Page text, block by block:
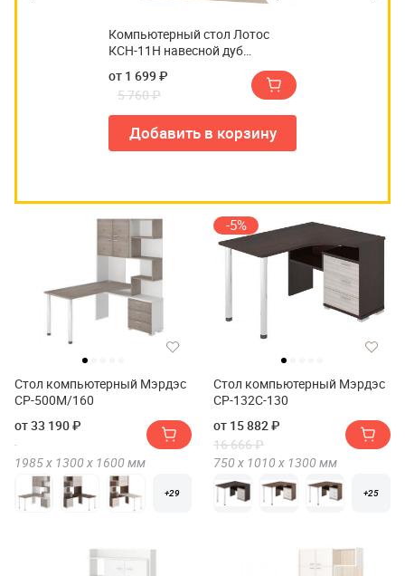
Компьютерный стол Лотос
КСН-11Н навесной дуб
от 1 699 ₽
5 760 ₽
Добавить в корзину
Стол компьютерный Мэрдэс
СР-500М/160
от 33 190 ₽
1985 х 1300 х 1600 мм
+29
-5%
Стол компьютерный Мэрдэс
СР-132С-130
от 15 882 ₽
16 666 ₽
750 х 1010 х 1300 мм
+25